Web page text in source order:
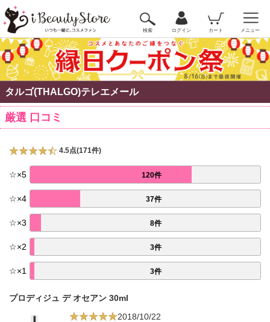
検索 ログイン カート メニュー
タルゴ(THALGO)テレエメール
厳選 口コミ
4.5点(171件)
☆×5 120件
☆×4 37件
☆×3 8件
☆×2 3件
☆×1 3件
プロディジュ デ オセアン 30ml
2018/10/22